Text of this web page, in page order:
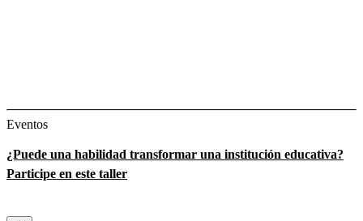
Eventos
¿Puede una habilidad transformar una institución educativa?
Participe en este taller